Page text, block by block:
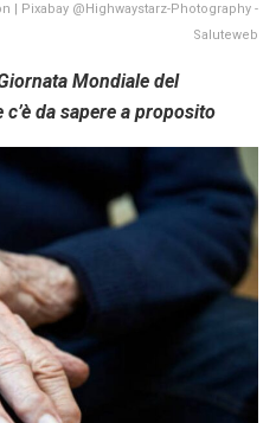
| Pixabay @Highwaystarz-Photography -
Saluteweb
Mondiale del
da sapere a proposito